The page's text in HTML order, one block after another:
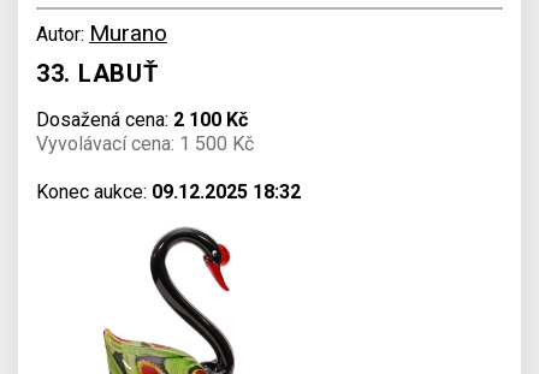
Autor: Murano
33. LABUŤ
Dosažená cena: 2 100 Kč
Vyvolávací cena: 1 500 Kč
Konec aukce: 09.12.2025 18:32